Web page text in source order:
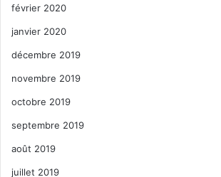
février 2020
janvier 2020
décembre 2019
novembre 2019
octobre 2019
septembre 2019
août 2019
juillet 2019